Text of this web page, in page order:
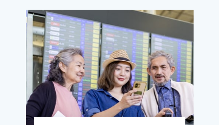
戰、叛亂、暴動、軍事力量或政變所引起的任何
事件、或因政府意圖阻礙、反對或防禦此等動亂
（包括恐怖活動）所引起的損失；任何類型之核
子技術。
(e) 任何因政府法例及規條限制引致的損失。
(f) 因政府或授權的行政機構發出的出入境限制或
隔離限制，或全國封鎖， 導致你不能旅遊。